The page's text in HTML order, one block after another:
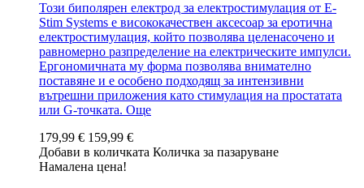
Този биполярен електрод за електростимулация от E-
Stim Systems е висококачествен аксесоар за еротична
електростимулация, който позволява целенасочено и
равномерно разпределение на електрическите импулси.
Ергономичната му форма позволява внимателно
поставяне и е особено подходящ за интензивни
вътрешни приложения като стимулация на простатата
или G-точката. Още
179,99 € 159,99 €
Добави в количката Количка за пазаруване
Намалена цена!